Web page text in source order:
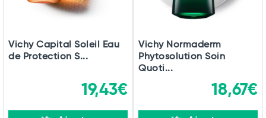
Vichy Capital Soleil Eau
de Protection S...
19,43€
Vichy Normaderm
Phytosolution Soin
Quoti...
18,67€